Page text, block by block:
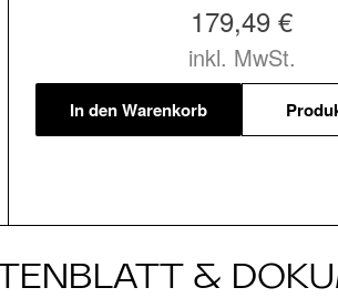
179,49 €
inkl. MwSt.
In den Warenkorb
&